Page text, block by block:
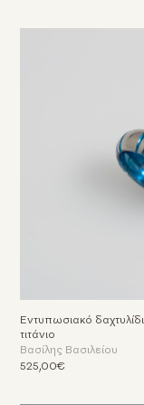
Εντυπωσιακό
τιτάνιο
Βασίλης Βασιλείου
525,00€